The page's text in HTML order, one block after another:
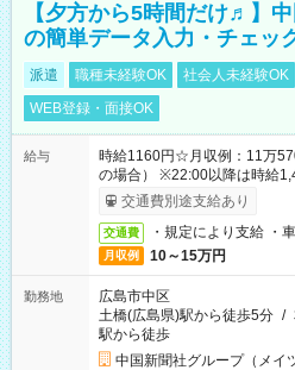
【夕方から5時間だけ♬】
の簡単データ入力・チェッ
派遣 職種未経験OK 社会人未経験OK
WEB登録・面接OK
給与
時給1160円☆月収例：11万
の場合） ※22:00以降は時給
交通費別途支給あり
交通費 ・規定により支給 ・
月収例 10～15万円
勤務地
広島市中区
土橋(広島県)駅から徒歩5分 /
駅から徒歩
中国新聞社グループ（メイ